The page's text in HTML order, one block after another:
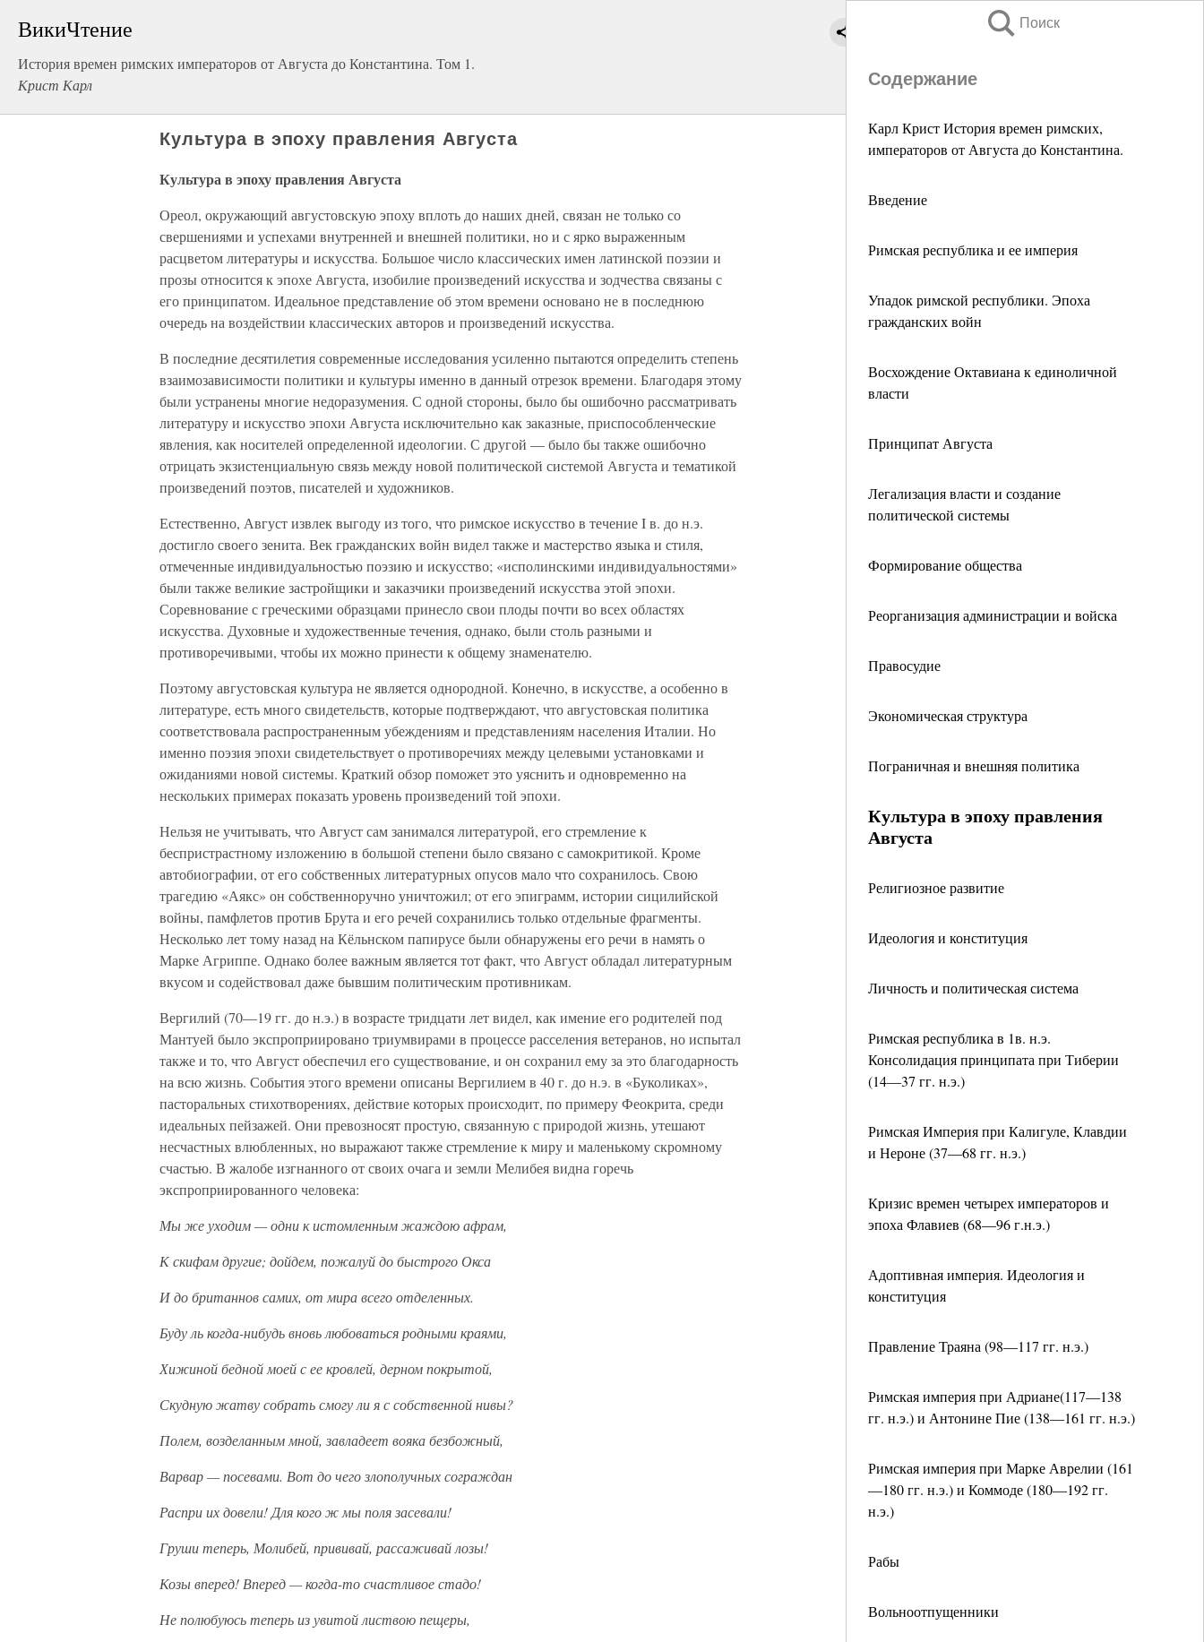
ВикиЧтение
История времен римских императоров от Августа до Константина. Том 1.
Крист Карл
Поиск
Содержание
Карл Крист История времен римских,
императоров от Августа до Константина.
Введение
Римская республика и ее империя
Упадок римской республики. Эпоха
гражданских войн
Восхождение Октавиана к единоличной
власти
Принципат Августа
Легализация власти и создание
политической системы
Формирование общества
Реорганизация администрации и войска
Правосудие
Экономическая структура
Пограничная и внешняя политика
Культура в эпоху правления
Августа
Религиозное развитие
Идеология и конституция
Личность и политическая система
Римская республика в 1в. н.э.
Консолидация принципата при Тиберии
(14—37 гг. н.э.)
Римская Империя при Калигуле, Клавдии
и Нероне (37—68 гг. н.э.)
Кризис времен четырех императоров и
эпоха Флавиев (68—96 г.н.э.)
Адоптивная империя. Идеология и
конституция
Правление Траяна (98—117 гг. н.э.)
Римская империя при Адриане(117—138
гг. н.э.) и Антонине Пие (138—161 гг. н.э.)
Римская империя при Марке Аврелии (161
—180 гг. н.э.) и Коммоде (180—192 гг.
н.э.)
Рабы
Вольноотпущенники
Культура в эпоху правления Августа
Культура в эпоху правления Августа
Ореол, окружающий августовскую эпоху вплоть до наших дней, связан не только со
свершениями и успехами внутренней и внешней политики, но и с ярко выраженным
расцветом литературы и искусства. Большое число классических имен латинской поэзии и
прозы относится к эпохе Августа, изобилие произведений искусства и зодчества связаны с
его принципатом. Идеальное представление об этом времени основано не в последнюю
очередь на воздействии классических авторов и произведений искусства.
В последние десятилетия современные исследования усиленно пытаются определить степень
взаимозависимости политики и культуры именно в данный отрезок времени. Благодаря этому
были устранены многие недоразумения. С одной стороны, было бы ошибочно рассматривать
литературу и искусство эпохи Августа исключительно как заказные, приспособленческие
явления, как носителей определенной идеологии. С другой — было бы также ошибочно
отрицать экзистенциальную связь между новой политической системой Августа и тематикой
произведений поэтов, писателей и художников.
Естественно, Август извлек выгоду из того, что римское искусство в течение I в. до н.э.
достигло своего зенита. Век гражданских войн видел также и мастерство языка и стиля,
отмеченные индивидуальностью поэзию и искусство; «исполинскими индивидуальностями»
были также великие застройщики и заказчики произведений искусства этой эпохи.
Соревнование с греческими образцами принесло свои плоды почти во всех областях
искусства. Духовные и художественные течения, однако, были столь разными и
противоречивыми, чтобы их можно принести к общему знаменателю.
Поэтому августовская культура не является однородной. Конечно, в искусстве, а особенно в
литературе, есть много свидетельств, которые подтверждают, что августовская политика
соответствовала распространенным убеждениям и представлениям населения Италии. Но
именно поэзия эпохи свидетельствует о противоречиях между целевыми установками и
ожиданиями новой системы. Краткий обзор поможет это уяснить и одновременно на
нескольких примерах показать уровень произведений той эпохи.
Нельзя не учитывать, что Август сам занимался литературой, его стремление к
беспристрастному изложению в большой степени было связано с самокритикой. Кроме
автобиографии, от его собственных литературных опусов мало что сохранилось. Свою
трагедию «Аякс» он собственноручно уничтожил; от его эпиграмм, истории сицилийской
войны, памфлетов против Брута и его речей сохранились только отдельные фрагменты.
Несколько лет тому назад на Кёльнском папирусе были обнаружены его речи в намять о
Марке Агриппе. Однако более важным является тот факт, что Август обладал литературным
вкусом и содействовал даже бывшим политическим противникам.
Вергилий (70—19 гг. до н.э.) в возрасте тридцати лет видел, как имение его родителей под
Мантуей было экспроприировано триумвирами в процессе расселения ветеранов, но испытал
также и то, что Август обеспечил его существование, и он сохранил ему за это благодарность
на всю жизнь. События этого времени описаны Вергилием в 40 г. до н.э. в «Буколиках»,
пасторальных стихотворениях, действие которых происходит, по примеру Феокрита, среди
идеальных пейзажей. Они превозносят простую, связанную с природой жизнь, утешают
несчастных влюбленных, но выражают также стремление к миру и маленькому скромному
счастью. В жалобе изгнанного от своих очага и земли Мелибея видна горечь
экспроприированного человека:
Мы же уходим — одни к истомленным жаждою афрам,
К скифам другие; дойдем, пожалуй до быстрого Окса
И до британнов самих, от мира всего отделенных.
Буду ль когда-нибудь вновь любоваться родными краями,
Хижиной бедной моей с ее кровлей, дерном покрытой,
Скудную жатву собрать смогу ли я с собственной нивы?
Полем, возделанным мной, завладеет вояка безбожный,
Варвар — посевами. Вот до чего злополучных сограждан
Распри их довели! Для кого ж мы поля засевали!
Груши теперь, Молибей, прививай, рассаживай лозы!
Козы вперед! Вперед — когда-то счастливое стадо!
Не полюбуюсь теперь из увитой листвою пещеры,